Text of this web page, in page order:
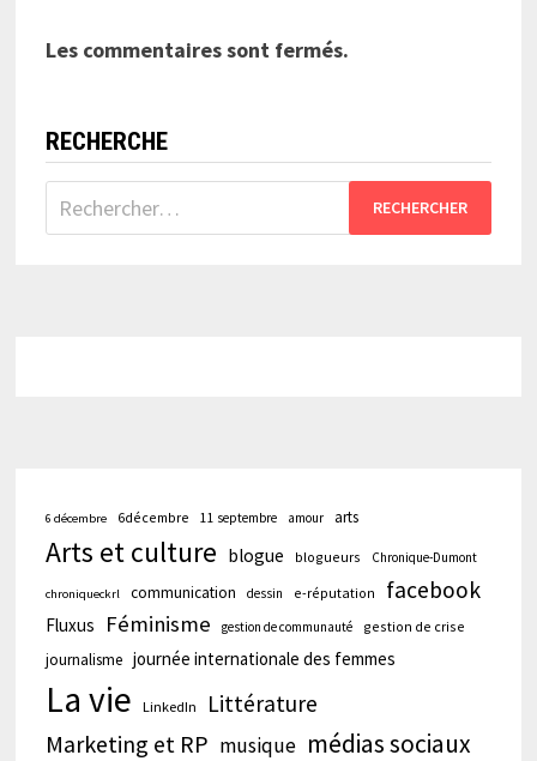
Les commentaires sont fermés.
RECHERCHE
Rechercher :
6 décembre 6décembre 11 septembre amour arts
Arts et culture blogue blogueurs Chronique-Dumont
chroniqueckrl communication dessin e-réputation facebook
Fluxus Féminisme gestion de communauté gestion de crise
journalisme journée internationale des femmes
La vie LinkedIn Littérature
Marketing et RP musique médias sociaux